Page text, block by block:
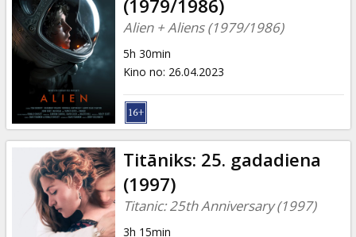
(1979/1986)
Alien + Aliens (1979/1986)
5h 30min
Kino no: 26.04.2023
Titāniks: 25. gadadiena
(1997)
Titanic: 25th Anniversary (1997)
3h 15min